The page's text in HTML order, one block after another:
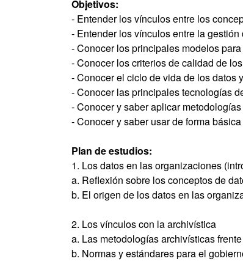
Objetivos:
- Entender los vínculos entre los
- Entender los vínculos entre la
- Conocer los principales modelos
- Conocer los criterios de calidad de
- Conocer el ciclo de vida de los datos
- Conocer las principales tecnologías
- Conocer y saber aplicar
- Conocer y saber usar de forma
Plan de estudios:
1. Los datos en las organizaciones
a. Reflexión sobre los conceptos de
b. El origen de los datos en las
2. Los vínculos con la archivística
a. Las metodologías archivísticas
b. Normas y estándares para el